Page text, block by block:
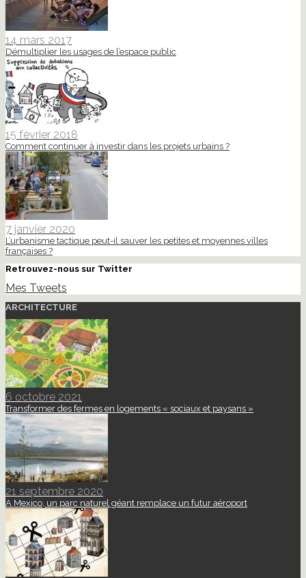
14 mars 2017
Démultiplier les usages de l’espace public
15 février 2018
Comment continuer à investir dans les projets urbains ?
7 janvier 2020
L’urbanisme tactique peut-il sauver les petites et moyennes villes
françaises ?
Retrouvez-nous sur Twitter
Mes Tweets
ARCHITECTURE
6 octobre 2021
Transformer des fermes en logements « sociaux et paysans »
21 septembre 2020
A Mexico, un parc naturel géant remplace un futur aéroport